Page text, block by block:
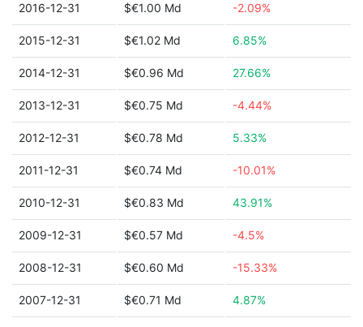
2016-12-31 $€1.00 Md -2.09%
2015-12-31 $€1.02 Md 6.85%
2014-12-31 $€0.96 Md 27.66%
2013-12-31 $€0.75 Md -4.44%
2012-12-31 $€0.78 Md 5.33%
2011-12-31 $€0.74 Md -10.01%
2010-12-31 $€0.83 Md 43.91%
2009-12-31 $€0.57 Md -4.5%
2008-12-31 $€0.60 Md -15.33%
2007-12-31 $€0.71 Md 4.87%